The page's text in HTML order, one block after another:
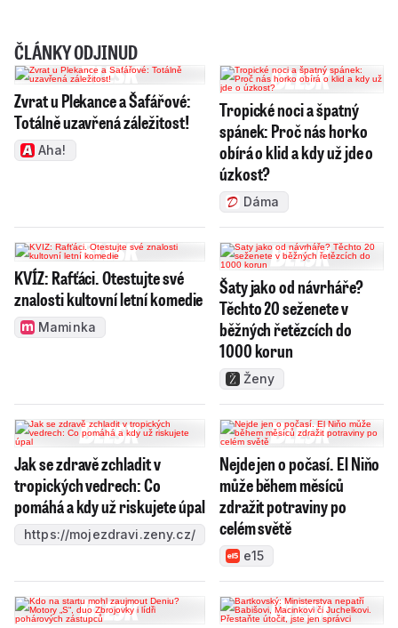
ČLÁNKY ODJINUD
Zvrat u Plekance a Šafářové:
Totálně uzavřená záležitost!
Aha!
Tropické noci a špatný
spánek: Proč nás horko
obírá o klid a kdy už jde o
úzkost?
Dáma
KVÍZ: Rafťáci. Otestujte své
znalosti kultovní letní komedie
Maminka
Šaty jako od návrháře?
Těchto 20 seženete v
běžných řetězcích do
1000 korun
Ženy
Jak se zdravě zchladit v
tropických vedrech: Co
pomáhá a kdy už riskujete úpal
https://mojezdravi.zeny.cz/
Nejde jen o počasí. El Niňo
může během měsíců
zdražit potraviny po
celém světě
e15